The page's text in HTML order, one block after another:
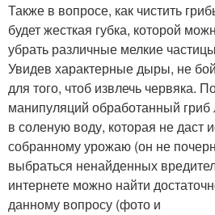
Также в вопросе, как чистить
будет жесткая губка, которой
убрать различные мелкие
Увидев характерные дыры, не
для того, чтоб извлечь червяка.
манипуляций обработанный гриб
в соленую воду, которая не даст
собранному урожаю (он не
выбраться ненайденных
интернете можно найти
данному вопросу (фото и